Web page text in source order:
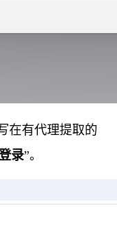
在有代理提取的
录”。